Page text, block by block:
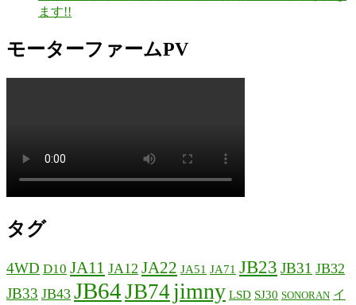
ます!!
モーターファームPV
タグ
4WD D10 JA11 JA12 JA22 JA51 JA71 JB23 JB31 JB32
JB33 JB43 JB64JB74 jimny LSD SJ30 SONORAN イ